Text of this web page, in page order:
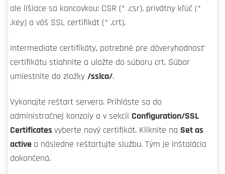
ale líšiace sa koncovkou: CSR (* .csr), privátny kľúč (*
.key) a váš SSL certifikát (* .crt).
Intermediate certifikáty, potrebné pre dôveryhodnosť
certifikátu stiahnite a uložte do súboru crt. Súbor
umiestnite do zložky /sslca/.
Vykonajte reštart servera. Prihláste sa do
administračnej konzoly a v sekcii Configuration/SSL
Certificates vyberte nový certifikát. Kliknite na Set as
active a následne reštartujte službu. Tým je inštalácia
dokončená.